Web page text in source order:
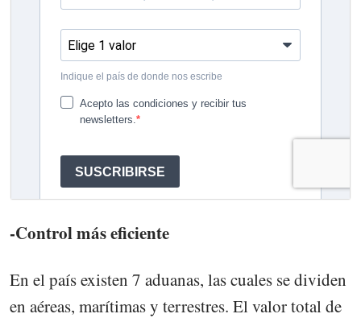
-Control más eficiente
En el país existen 7 aduanas, las cuales se dividen
en aéreas, marítimas y terrestres. El valor total de